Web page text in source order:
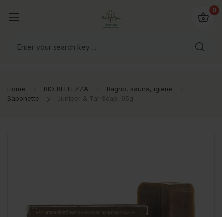
mondo!
0
Home BIO-BELLEZZA
Bagno, sauna, igiene
Saponette
Juniper & Tar Soap, 95g